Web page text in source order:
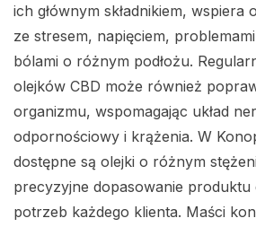
ich głównym składnikiem, wspiera
ze stresem, napięciem,
bólami o różnym podłożu.
olejków CBD może również
organizmu, wspomagając układ
odpornościowy i krążenia. W
dostępne są olejki o różnym
precyzyjne dopasowanie produktu
potrzeb każdego klienta. Maści